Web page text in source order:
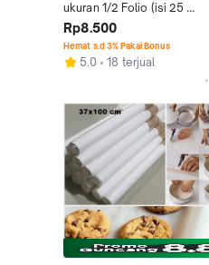
ukuran 1/2 Folio (isi 25
lembar)
Rp8.500
Hemat s.d 3% Pakai Bonus
5.0 18 terjual